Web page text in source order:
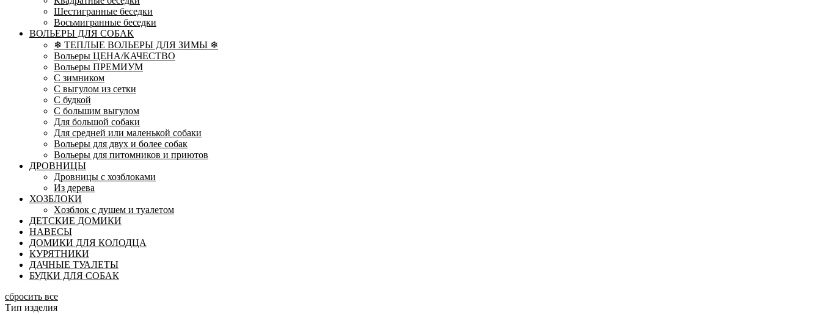
Шестигранные беседки
Восьмигранные беседки
ВОЛЬЕРЫ ДЛЯ СОБАК
❄ ТЕПЛЫЕ ВОЛЬЕРЫ ДЛЯ ЗИМЫ ❄
Вольеры ЦЕНА/КАЧЕСТВО
Вольеры ПРЕМИУМ
С зимником
С выгулом из сетки
С будкой
С большим выгулом
Для большой собаки
Для средней или маленькой собаки
Вольеры для двух и более собак
Вольеры для питомников и приютов
ДРОВНИЦЫ
Дровницы с хозблоками
Из дерева
ХОЗБЛОКИ
Xозблок с душем и туалетом
ДЕТСКИЕ ДОМИКИ
НАВЕСЫ
ДОМИКИ ДЛЯ КОЛОДЦА
КУРЯТНИКИ
ДАЧНЫЕ ТУАЛЕТЫ
БУДКИ ДЛЯ СОБАК
сбросить все
Тип изделия